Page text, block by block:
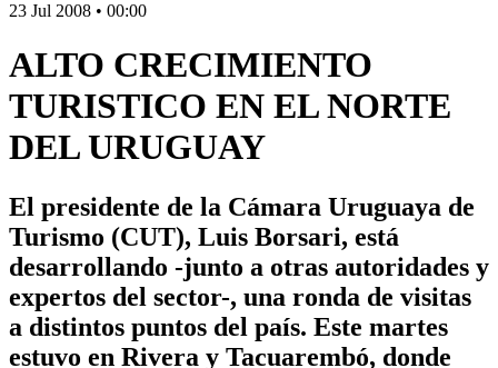
23 Jul 2008 • 00:00
ALTO CRECIMIENTO
TURISTICO EN EL NORTE
DEL URUGUAY
El presidente de la Cámara Uruguaya de
Turismo (CUT), Luis Borsari, está
desarrollando -junto a otras autoridades y
expertos del sector-, una ronda de visitas
a distintos puntos del país. Este martes
estuvo en Rivera y Tacuarembó, donde